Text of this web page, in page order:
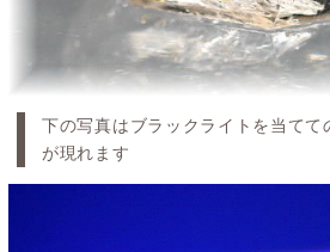
下の写真はブラックライトを当てて
が現れます